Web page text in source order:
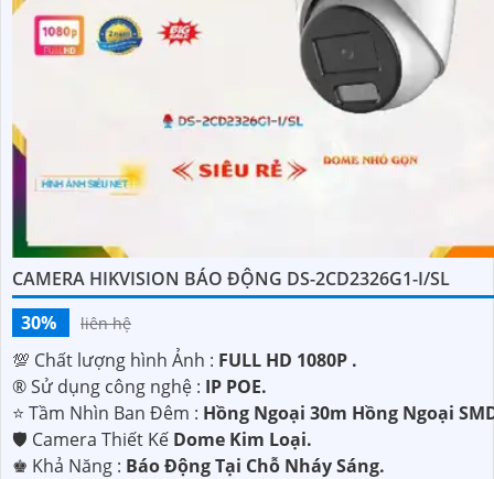
CAMERA HIKVISION BÁO ĐỘNG DS-2CD2326G1-I/SL
30%
liên hệ
💯 Chất lượng hình Ảnh : FULL HD 1080P .
®️ Sử dụng công nghệ : IP POE.
⭐ Tầm Nhìn Ban Đêm : Hồng Ngoại 30m Hồng Ngoại
🛡 Camera Thiết Kế Dome Kim Loại.
️♚ Khả Năng : Báo Động Tại Chỗ Nháy Sáng.